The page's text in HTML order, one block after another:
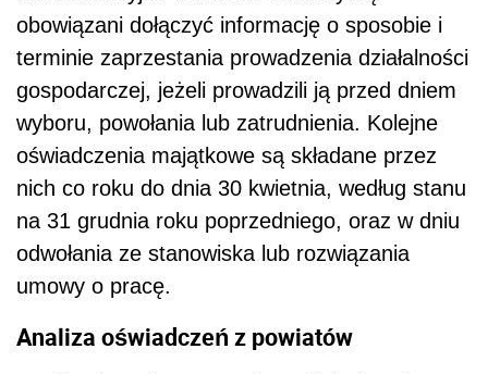
obowiązani dołączyć informację o sposobie i
terminie zaprzestania prowadzenia działalności
gospodarczej, jeżeli prowadzili ją przed dniem
wyboru, powołania lub zatrudnienia. Kolejne
oświadczenia majątkowe są składane przez
nich co roku do dnia 30 kwietnia, według stanu
na 31 grudnia roku poprzedniego, oraz w dniu
odwołania ze stanowiska lub rozwiązania
umowy o pracę.
Analiza oświadczeń z powiatów